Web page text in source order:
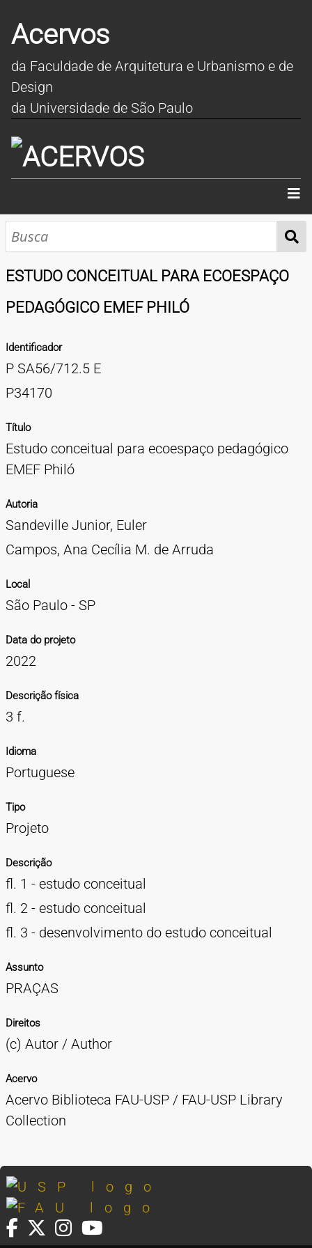
Acervos
da Faculdade de Arquitetura e Urbanismo e de
Design
da Universidade de São Paulo
INÍCIO
COLEÇÕES
CONTATOS
EXPEDIENTE
ESTUDO CONCEITUAL PARA ECOESPAÇO
PEDAGÓGICO EMEF PHILÓ
Identificador
P SA56/712.5 E
P34170
Título
Estudo conceitual para ecoespaço pedagógico
EMEF Philó
Autoria
Sandeville Junior, Euler
Campos, Ana Cecília M. de Arruda
Local
São Paulo - SP
Data do projeto
2022
Descrição física
3 f.
Idioma
Portuguese
Tipo
Projeto
Descrição
fl. 1 - estudo conceitual
fl. 2 - estudo conceitual
fl. 3 - desenvolvimento do estudo conceitual
Assunto
PRAÇAS
Direitos
(c) Autor / Author
Acervo
Acervo Biblioteca FAU-USP / FAU-USP Library
Collection